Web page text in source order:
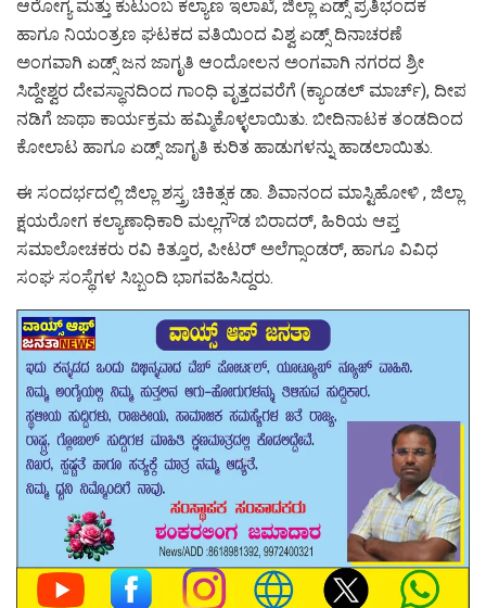
ಆರೋಗ್ಯ ಮತ್ತು ಕುಟುಂಬ ಕಲ್ಯಾಣ ಇಲಾಖೆ, ಜಿಲ್ಲಾ ಏಡ್ಸ್ ಪ್ರತಿಭಂದಕ
ಹಾಗೂ ನಿಯಂತ್ರಣ ಘಟಕದ ವತಿಯಿಂದ ವಿಶ್ವ ಏಡ್ಸ್ ದಿನಾಚರಣೆ
ಅಂಗವಾಗಿ ಏಡ್ಸ್ ಜನ ಜಾಗೃತಿ ಆಂದೋಲನ ಅಂಗವಾಗಿ ನಗರದ ಶ್ರೀ
ಸಿದ್ದೇಶ್ವರ ದೇವಸ್ಥಾನದಿಂದ ಗಾಂಧಿ ವೃತ್ತದವರೆಗೆ (ಕ್ಯಾಂಡಲ್ ಮಾರ್ಚ್), ದೀಪ
ನಡಿಗೆ ಜಾಥಾ ಕಾರ್ಯಕ್ರಮ ಹಮ್ಮಿಕೊಳ್ಳಲಾಯಿತು. ಬೀದಿನಾಟಕ ತಂಡದಿಂದ
ಕೋಲಾಟ ಹಾಗೂ ಏಡ್ಸ್ ಜಾಗೃತಿ ಕುರಿತ ಹಾಡುಗಳನ್ನು ಹಾಡಲಾಯಿತು.
ಈ ಸಂದರ್ಭದಲ್ಲಿ ಜಿಲ್ಲಾ ಶಸ್ತ್ರ ಚಿಕಿತ್ಸಕ ಡಾ. ಶಿವಾನಂದ ಮಾಸ್ಟಿಹೋಳಿ , ಜಿಲ್ಲಾ
ಕ್ಷಯರೋಗ ಕಲ್ಯಾಣಾಧಿಕಾರಿ ಮಲ್ಲಗೌಡ ಬಿರಾದರ್, ಹಿರಿಯ ಆಪ್ತ
ಸಮಾಲೋಚಕರು ರವಿ ಕಿತ್ತೂರ, ಪೀಟರ್ ಅಲೆಗ್ಸಾಂಡರ್, ಹಾಗೂ ವಿವಿಧ
ಸಂಘ ಸಂಸ್ಥೆಗಳ ಸಿಬ್ಬಂದಿ ಭಾಗವಹಿಸಿದ್ದರು.